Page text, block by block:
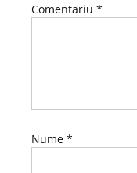
Comentariu *
Nume *